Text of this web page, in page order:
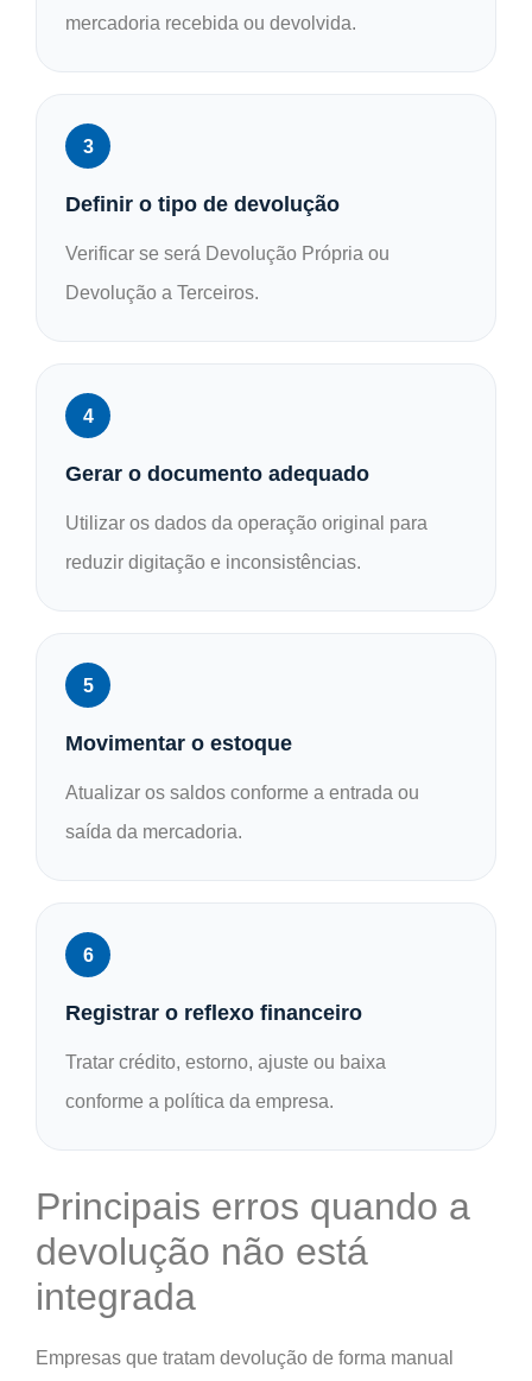
mercadoria recebida ou devolvida.
Definir o tipo de devolução
Verificar se será Devolução Própria ou
Devolução a Terceiros.
Gerar o documento adequado
Utilizar os dados da operação original para
reduzir digitação e inconsistências.
Movimentar o estoque
Atualizar os saldos conforme a entrada ou
saída da mercadoria.
Registrar o reflexo financeiro
Tratar crédito, estorno, ajuste ou baixa
conforme a política da empresa.
Principais erros quando a
devolução não está
integrada
Empresas que tratam devolução de forma manual